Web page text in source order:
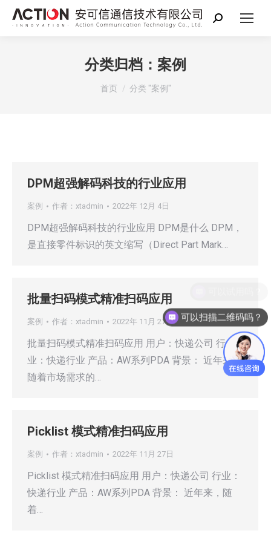
搜
分类归档： 案例
你在这里：
首页 分类 "案例"
DPM超强解码科技的行业应用
案例 作者： xtadmin 2022年 12月 4日
DPM超强解码科技的行业应用 DPM是什么 DPM，
是直接零件标识的英文缩写（Direct Part Mark…
批量扫码模式精准扫码应用
案例 作者： xtadmin 2022年 11月 27日
批量扫码模式精准扫码应用 用户：快递公司 行
业：快递行业 产品：AW系列PDA 背景： 近年来，
随着市场需求的…
Picklist 模式精准扫码应用
案例 作者： xtadmin 2022年 11月 27日
Picklist 模式精准扫码应用 用户：快递公司 行业：
快递行业 产品：AW系列PDA 背景： 近年来，随
着…
可以扫描二维码吗？